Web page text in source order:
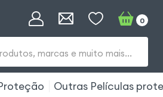
marcas e muito mais...
0
Outras Películas